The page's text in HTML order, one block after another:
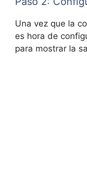
Una vez que la
es hora de
para mostrar la